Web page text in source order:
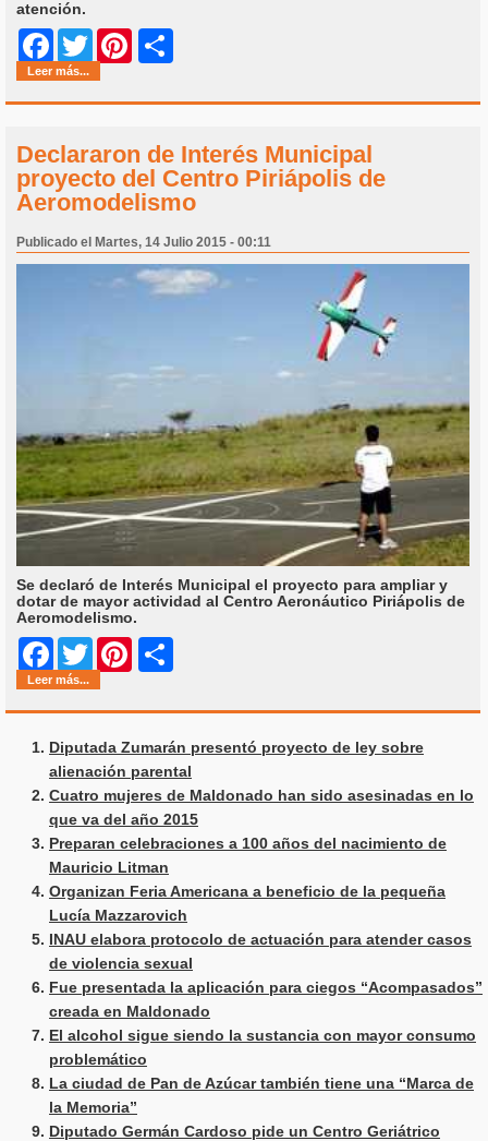
atención.
Facebook
Twitter Pinterest
Leer más...
Declararon de Interés Municipal
proyecto del Centro Piriápolis de
Aeromodelismo
Publicado el Martes, 14 Julio 2015 - 00:11
Se declaró de Interés Municipal el proyecto para ampliar y
dotar de mayor actividad al Centro Aeronáutico Piriápolis de
Aeromodelismo.
Facebook
Twitter Pinterest
Leer más...
Diputada Zumarán presentó proyecto de ley sobre
alienación parental
Cuatro mujeres de Maldonado han sido asesinadas en lo
que va del año 2015
Preparan celebraciones a 100 años del nacimiento de
Mauricio Litman
Organizan Feria Americana a beneficio de la pequeña
Lucía Mazzarovich
INAU elabora protocolo de actuación para atender casos
de violencia sexual
Fue presentada la aplicación para ciegos “Acompasados”
creada en Maldonado
El alcohol sigue siendo la sustancia con mayor consumo
problemático
La ciudad de Pan de Azúcar también tiene una “Marca de
la Memoria”
Diputado Germán Cardoso pide un Centro Geriátrico